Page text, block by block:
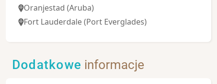
Oranjestad (Aruba)
Fort Lauderdale(Port Everglades)
Dodatkowe informacje